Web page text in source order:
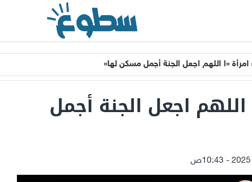
امرأة «ا اللهم اجعل الجنة أجمل مسكن لها»
اللهم اجعل الجنة أجمل